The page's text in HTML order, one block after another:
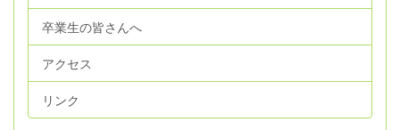
卒業生の皆さんへ
アクセス
リンク